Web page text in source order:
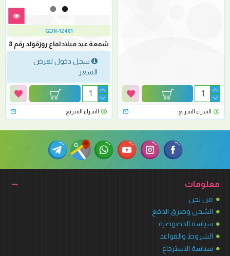
الشراء السريع
GDN-12481
شمعة عيد ميلاد لماع روزقولد رقم 8
سجل دخول لعرض
السعر
الشراء السريع
معلومات
من نحن
الشحن وطرق الدفع
سياسة الخصوصية
الشروط والقواعد
سياسة الاسترجاع